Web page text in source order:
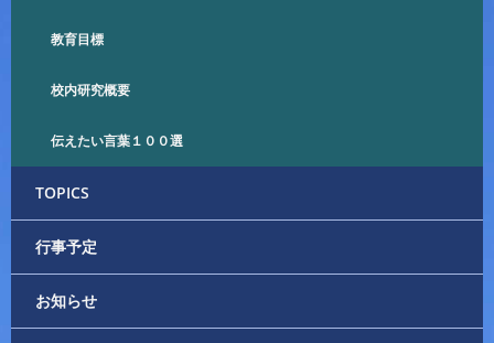
ン教育目標
校内研究概要
伝えたい言葉１００選
TOPICS
行事予定
お知らせ